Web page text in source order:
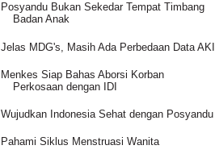
Posyandu Bukan Sekedar Tempat Timbang
Badan Anak
Jelas MDG's, Masih Ada Perbedaan Data AKI
Menkes Siap Bahas Aborsi Korban
Perkosaan dengan IDI
Wujudkan Indonesia Sehat dengan Posyandu
Pahami Siklus Menstruasi Wanita